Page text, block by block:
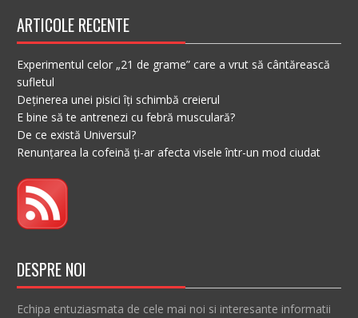
ARTICOLE RECENTE
Experimentul celor „21 de grame” care a vrut să cântărească
sufletul
Deținerea unei pisici îți schimbă creierul
E bine să te antrenezi cu febră musculară?
De ce există Universul?
Renunțarea la cofeină ți-ar afecta visele într-un mod ciudat
DESPRE NOI
Echipa entuziasmata de cele mai noi si interesante informatii